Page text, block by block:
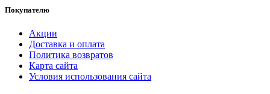
Покупателю
Акции
Доставка и оплата
Политика возвратов
Карта сайта
Условия использования сайта